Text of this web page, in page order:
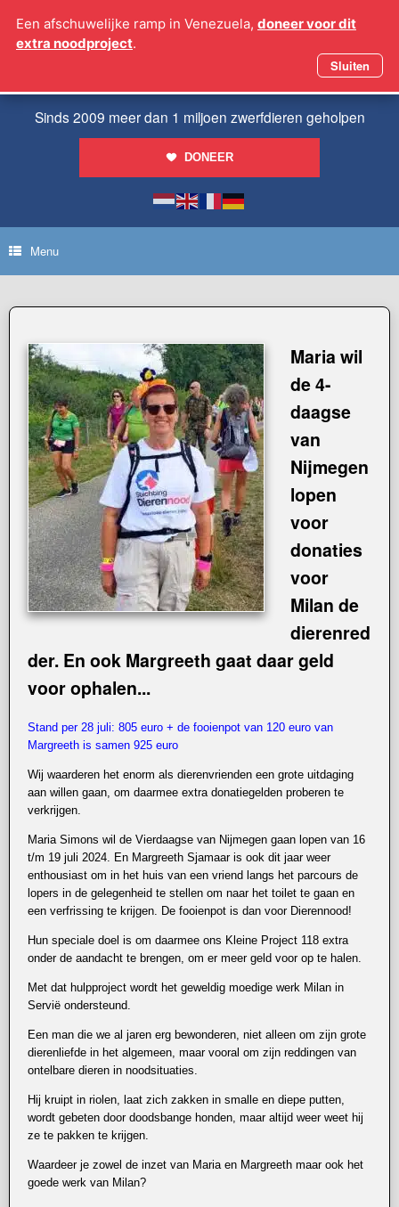
naar
Sinds 2009 meer dan 1 miljoen zwerfdieren geholpen
DONEER
Menu
Maria wil
de 4-
daagse
van
Nijmegen
lopen
voor
donaties
voor
Milan de
dierenred
der. En ook Margreeth gaat daar geld
voor ophalen...
Stand per 28 juli: 805 euro + de fooienpot van 120 euro van
Margreeth is samen 925 euro
Wij waarderen het enorm als dierenvrienden een grote uitdaging
aan willen gaan, om daarmee extra donatiegelden proberen te
verkrijgen.
Maria Simons wil de Vierdaagse van Nijmegen gaan lopen van 16
t/m 19 juli 2024. En Margreeth Sjamaar is ook dit jaar weer
enthousiast om in het huis van een vriend langs het parcours de
lopers in de gelegenheid te stellen om naar het toilet te gaan en
een verfrissing te krijgen. De fooienpot is dan voor Dierennood!
Hun speciale doel is om daarmee ons Kleine Project 118 extra
onder de aandacht te brengen, om er meer geld voor op te halen.
Met dat hulpproject wordt het geweldig moedige werk Milan in
Servië ondersteund.
Een man die we al jaren erg bewonderen, niet alleen om zijn grote
dierenliefde in het algemeen, maar vooral om zijn reddingen van
ontelbare dieren in noodsituaties.
Hij kruipt in riolen, laat zich zakken in smalle en diepe putten,
wordt gebeten door doodsbange honden, maar altijd weer weet hij
ze te pakken te krijgen.
Waardeer je zowel de inzet van Maria en Margreeth maar ook het
goede werk van Milan?
Een afschuwelijke ramp in Venezuela, doneer voor dit
extra noodproject.
Sluiten